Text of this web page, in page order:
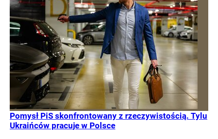
Pomysł PiS skonfrontowany z rzeczywistością. Tylu
Ukraińców pracuje w Polsce